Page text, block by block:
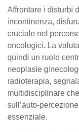
Affrontare i disturbi
incontinenza,
cruciale nel
oncologici. La
quindi un ruolo
neoplasie
radioterapia,
multidisciplinare
sull’auto-
essenziale.